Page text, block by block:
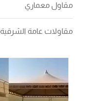
مقاول معماري
مقاولات عامة الشرقية